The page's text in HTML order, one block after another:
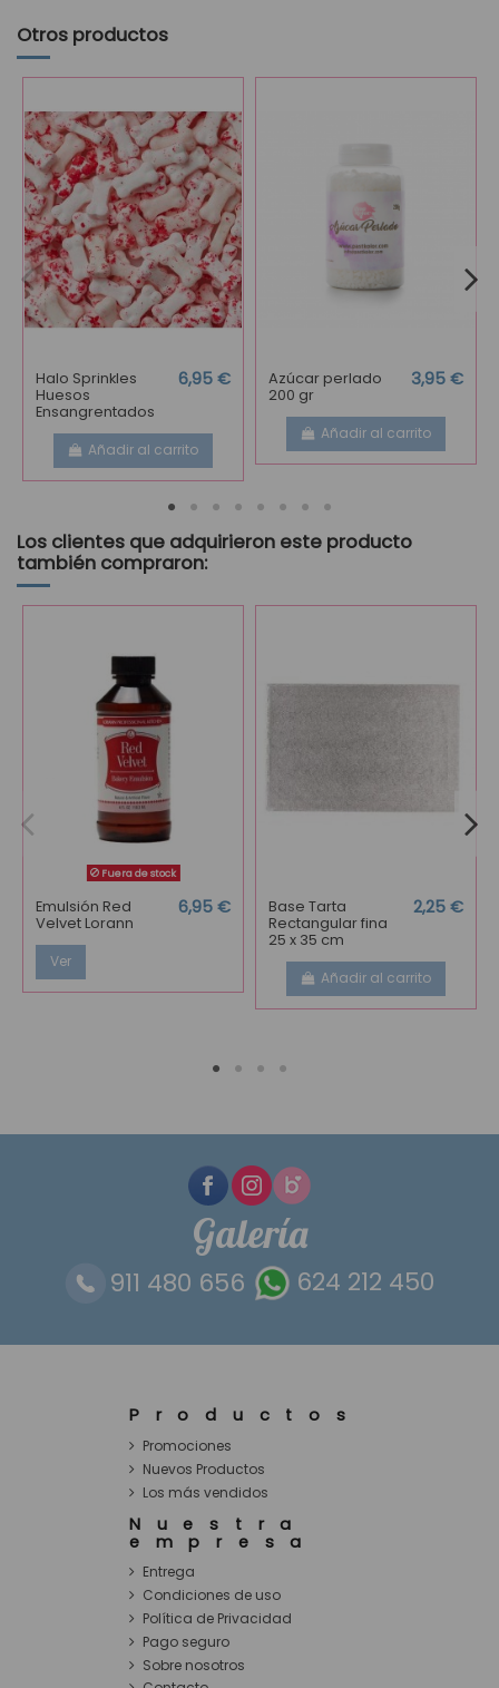
Otros productos
Halo Sprinkles
Huesos
Ensangrentados
6,95 €
Añadir al carrito
Azúcar perlado
200 gr
3,95 €
Añadir al carrito
Los clientes que adquirieron este producto
también compraron:
Fuera de stock
Emulsión Red
Velvet Lorann
6,95 €
Ver
Base Tarta
Rectangular fina
25 x 35 cm
2,25 €
Añadir al carrito
Galería
911 480 656 624 212 450
Productos
Promociones
Nuevos Productos
Los más vendidos
Nuestra
empresa
Entrega
Condiciones de uso
Política de Privacidad
Pago seguro
Sobre nosotros